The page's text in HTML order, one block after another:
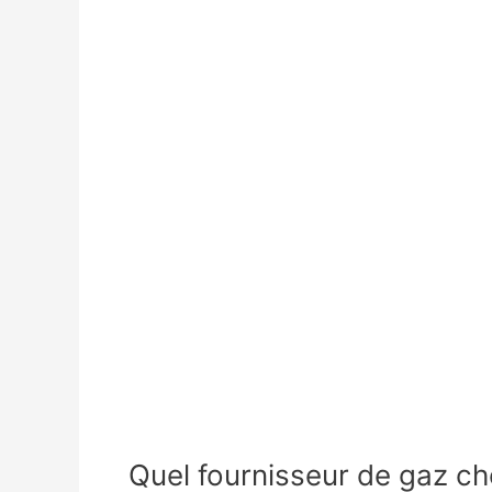
Quel fournisseur de gaz